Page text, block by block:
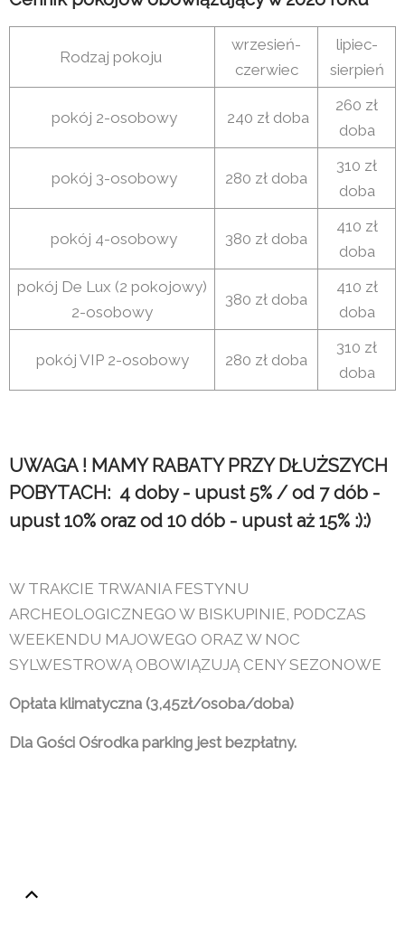
Rodzaj pokoju
wrzesień-
czerwiec
lipiec-
sierpień
pokój 2-osobowy 240 zł doba
260 zł
doba
pokój 3-osobowy 280 zł doba
310 zł
doba
pokój 4-osobowy 380 zł doba
410 zł
doba
pokój De Lux (2 pokojowy)
2-osobowy
380 zł doba
410 zł
doba
pokój VIP 2-osobowy 280 zł doba
310 zł
doba
UWAGA ! MAMY RABATY PRZY DŁUŻSZYCH
POBYTACH: 4 doby - upust 5% / od 7 dób -
upust 10% oraz od 10 dób - upust aż 15% :):)
W TRAKCIE TRWANIA FESTYNU
ARCHEOLOGICZNEGO W BISKUPINIE, PODCZAS
WEEKENDU MAJOWEGO ORAZ W NOC
SYLWESTROWĄ OBOWIĄZUJĄ CENY SEZONOWE
Opłata klimatyczna (3,45zł/osoba/doba)
Dla Gości Ośrodka parking jest bezpłatny.